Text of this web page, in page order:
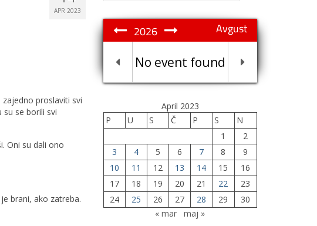
APR 2023
proslaviti svi
se borili svi
Oni su dali ono
brani, ako zatreba.
Avgust
2026
No event found
April 2023
P
U S Č P S
N
1
2
3
4 5 6 7 8
9
10
11 12 13 14 15
16
17
18 19 20 21 22
23
24
25 26 27 28 29
30
« mar
maj »